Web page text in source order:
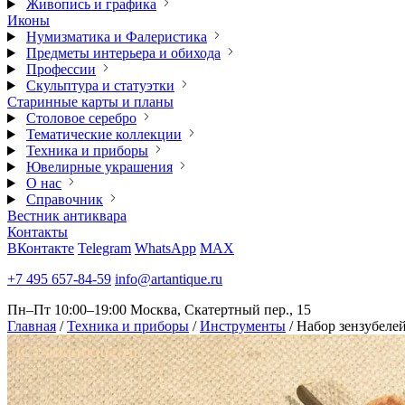
Живопись и графика
Иконы
Нумизматика и Фалеристика
Предметы интерьера и обихода
Профессии
Скульптура и статуэтки
Старинные карты и планы
Столовое серебро
Тематические коллекции
Техника и приборы
Ювелирные украшения
О нас
Справочник
Вестник антиквара
Контакты
ВКонтакте Telegram WhatsApp MAX
+7 495 657-84-59 info@artantique.ru
Пн–Пт 10:00–19:00 Москва, Скатертный пер., 15
Главная / Техника и приборы / Инструменты / Набор